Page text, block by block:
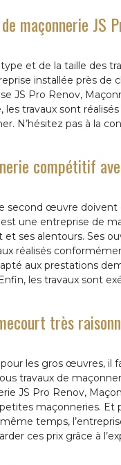
maçonnerie JS
et de la taille des
installée près de
JS Pro Renov,
les travaux sont
N’hésitez pas à la
compétitif
second œuvre doivent
une entreprise de
ses alentours. Ses
réalisés
aux prestations
les travaux sont
très
les gros œuvres, il
travaux de
JS Pro Renov,
maçonneries.
temps,
ces prix grâce à